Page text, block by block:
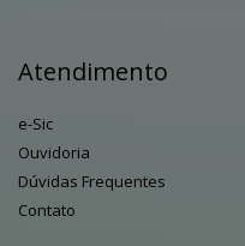
Atendimento
e-Sic
Ouvidoria
Dúvidas Frequentes
Contato